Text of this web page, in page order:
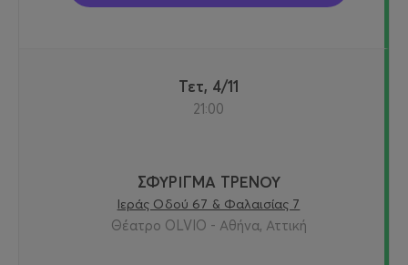
Τετ, 4/11
21:00
ΣΦΥΡΙΓΜΑ ΤΡΕΝΟΥ
Ιεράς Οδού 67 & Φαλαισίας 7
Θέατρο OLVIO - Αθήνα, Αττική